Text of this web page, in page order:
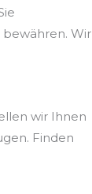
Wir
wir Ihnen
Finden